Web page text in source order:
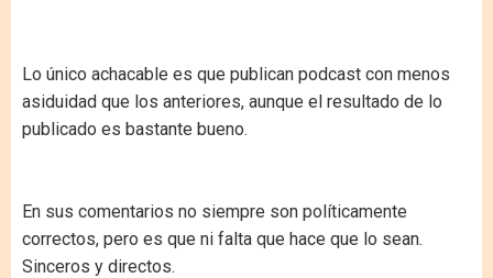
Lo único achacable es que publican podcast con menos
asiduidad que los anteriores, aunque el resultado de lo
publicado es bastante bueno.
En sus comentarios no siempre son políticamente
correctos, pero es que ni falta que hace que lo sean.
Sinceros y directos.